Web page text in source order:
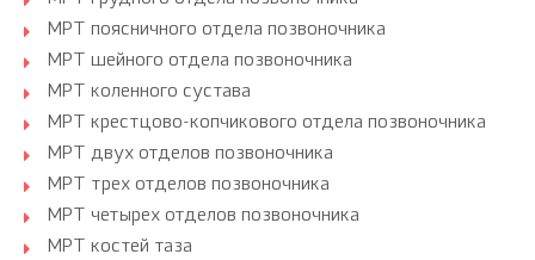
МРТ поясничного отдела позвоночника
МРТ шейного отдела позвоночника
МРТ коленного сустава
МРТ крестцово-копчикового отдела позвоночника
МРТ двух отделов позвоночника
МРТ трех отделов позвоночника
МРТ четырех отделов позвоночника
МРТ костей таза